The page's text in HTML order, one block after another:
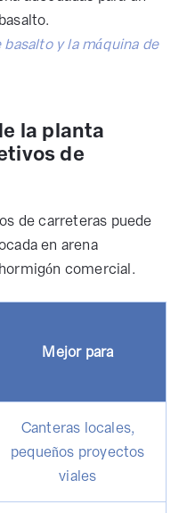
y la máquina de
la planta
de
de carreteras puede
en arena
comercial.
Mejor para
Canteras locales,
pequeños proyectos
viales